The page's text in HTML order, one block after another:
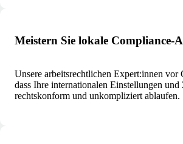
Meistern Sie lokale Compliance-
Unsere arbeitsrechtlichen Expert:innen vor
dass Ihre internationalen Einstellungen und
rechtskonform und unkompliziert ablaufen.